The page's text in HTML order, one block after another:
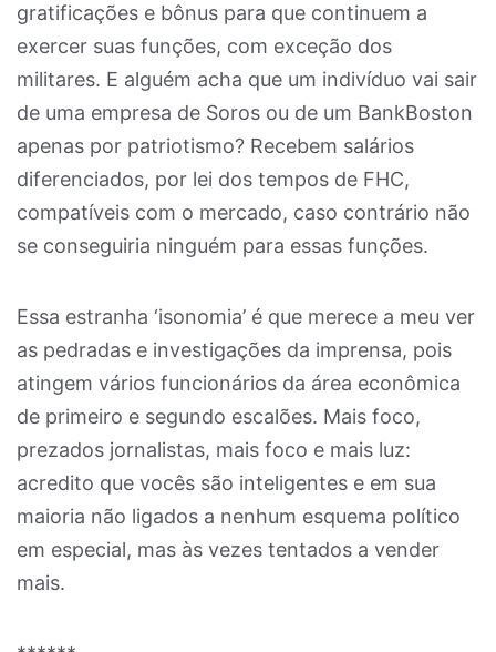
gratificações e bônus para que continuem a
exercer suas funções, com exceção dos
militares. E alguém acha que um indivíduo vai sair
de uma empresa de Soros ou de um BankBoston
apenas por patriotismo? Recebem salários
diferenciados, por lei dos tempos de FHC,
compatíveis com o mercado, caso contrário não
se conseguiria ninguém para essas funções.
Essa estranha ‘isonomia’ é que merece a meu ver
as pedradas e investigações da imprensa, pois
atingem vários funcionários da área econômica
de primeiro e segundo escalões. Mais foco,
prezados jornalistas, mais foco e mais luz:
acredito que vocês são inteligentes e em sua
maioria não ligados a nenhum esquema político
em especial, mas às vezes tentados a vender
mais.